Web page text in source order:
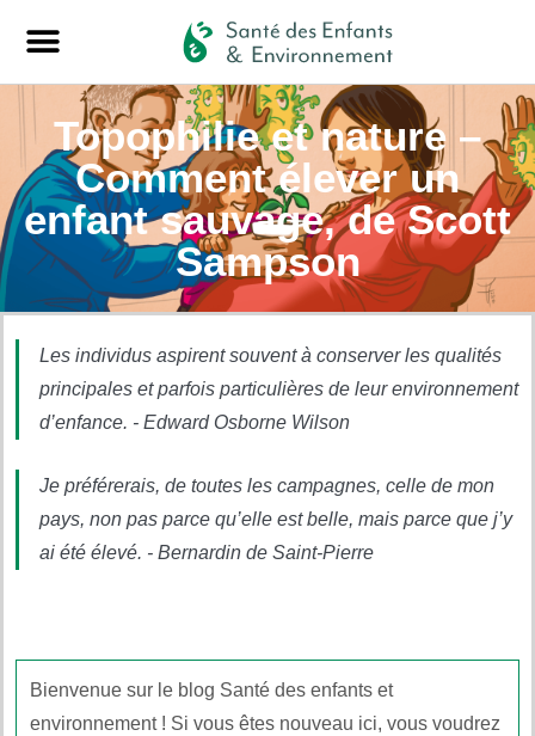
Topophilie et nature –
Comment élever un
enfant sauvage, de Scott
Sampson
Les individus aspirent souvent à conserver les qualités
principales et parfois particulières de leur environnement
d’enfance. - Edward Osborne Wilson
Je préférerais, de toutes les campagnes, celle de mon
pays, non pas parce qu’elle est belle, mais parce que j’y
ai été élevé. - Bernardin de Saint-Pierre
Bienvenue sur le blog Santé des enfants et
environnement ! Si vous êtes nouveau ici, vous voudrez